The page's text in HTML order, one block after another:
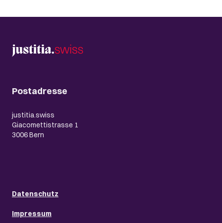
Postadresse
justitia.swiss
Giacomettistrasse 1
3006 Bern
Datenschutz
Impressum